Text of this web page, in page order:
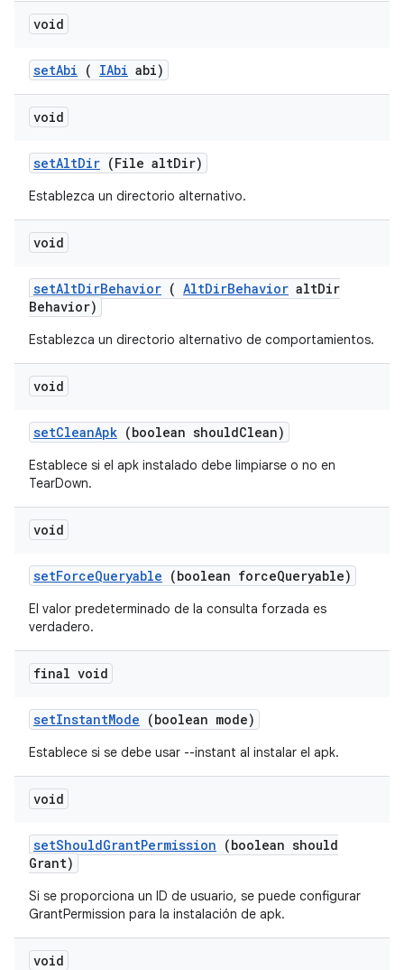
void
setAbi ( IAbi abi)
void
setAltDir (File altDir)
Establezca un directorio alternativo.
void
setAltDirBehavior ( AltDirBehavior altDir
Behavior)
Establezca un directorio alternativo de comportamientos.
void
setCleanApk (boolean shouldClean)
Establece si el apk instalado debe limpiarse o no en
TearDown.
void
setForceQueryable (boolean forceQueryable)
El valor predeterminado de la consulta forzada es
verdadero.
final void
setInstantMode (boolean mode)
Establece si se debe usar --instant al instalar el apk.
void
setShouldGrantPermission (boolean should
Grant)
Si se proporciona un ID de usuario, se puede configurar
GrantPermission para la instalación de apk.
void